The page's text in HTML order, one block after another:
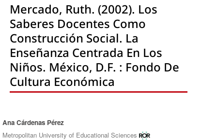
Mercado, Ruth. (2002). Los
Saberes Docentes Como
Construcción Social. La
Enseñanza Centrada En Los
Niños. México, D.F. : Fondo De
Cultura Económica
Authors
Ana Cárdenas Pérez
Metropolitan University of Educational Sciences